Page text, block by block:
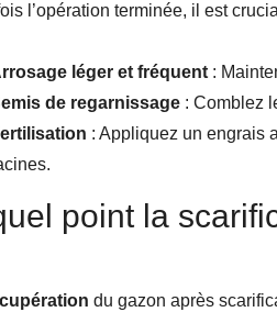
l’opération terminée, il est
léger et fréquent :
de regarnissage : Comblez
: Appliquez un engrais
point la
du gazon après